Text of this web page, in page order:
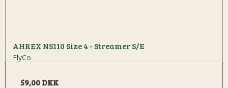
AHREX NS110 Size 4 - Streamer S/E
FlyCo
59,00 DKK